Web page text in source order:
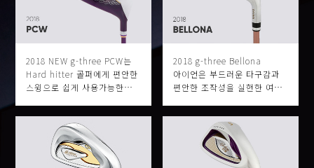
2018 NEW g-three PCW는
Hard hitter 골퍼에게 편안한
스윙으로 쉽게 사용가능한
2018 g-three Bellona
아이언은 부드러운 타구감과
편안한 조작성을 실현한 여성